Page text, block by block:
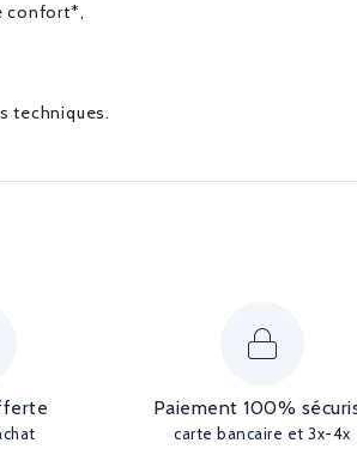
confort*,
techniques.
Paiement 100%
carte bancaire et 3x-4x